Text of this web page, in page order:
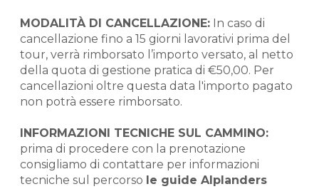
MODALITÀ DI CANCELLAZIONE: In caso di
cancellazione fino a 15 giorni lavorativi prima del
tour, verrà rimborsato l’importo versato, al netto
della quota di gestione pratica di €50,00. Per
cancellazioni oltre questa data l'importo pagato
non potrà essere rimborsato.
INFORMAZIONI TECNICHE SUL CAMMINO:
prima di procedere con la prenotazione
consigliamo di contattare per informazioni
tecniche sul percorso le guide Alplanders